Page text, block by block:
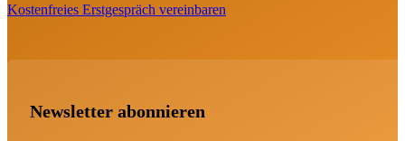
Kostenfreies Erstgespräch vereinbaren
Newsletter abonnieren